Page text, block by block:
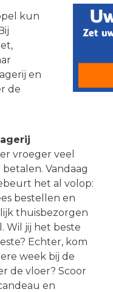
kun
en
de
vroeger veel
Vandaag
het al volop:
bestellen en
thuisbezorgen
Wil jij het beste
Echter, kom
week bij de
de vloer? Scoor
en